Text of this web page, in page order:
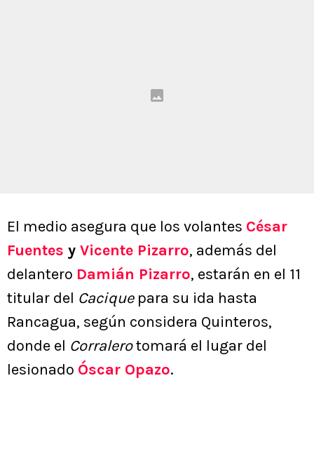
El medio asegura que los volantes César
Fuentes y Vicente Pizarro, además del
delantero Damián Pizarro, estarán en el 11
titular del Caciquepara su ida hasta
Rancagua, según considera Quinteros,
donde el Corralerotomará el lugar del
lesionado Óscar Opazo.